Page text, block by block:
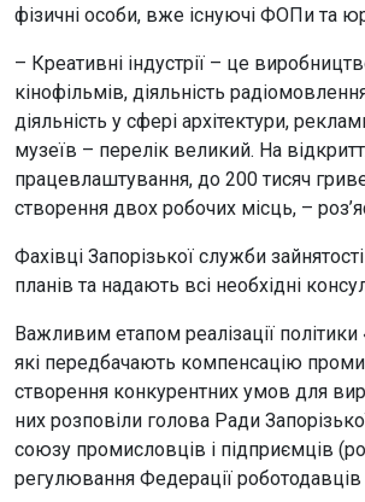
фізичні особи, вже існуючі ФОПи та
– Креативні індустрії – це
кінофільмів, діяльність
діяльність у сфері архітектури,
музеїв – перелік великий. На
працевлаштування, до 200 тисяч
створення двох робочих місць, –
Фахівці Запорізької служби
планів та надають всі необхідні
Важливим етапом реалізації
які передбачають компенсацію
створення конкурентних умов для
них розповіли голова Ради
союзу промисловців і підприємців
регулювання Федерації